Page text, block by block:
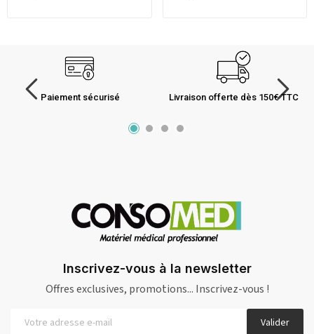
Paiement sécurisé Livraison offerte dès 150€ TTC
Inscrivez-vous à la newsletter
Offres exclusives, promotions... Inscrivez-vous !
Valider